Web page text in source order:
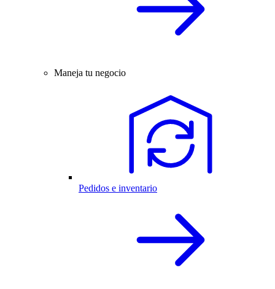
Maneja tu negocio
Pedidos e inventario